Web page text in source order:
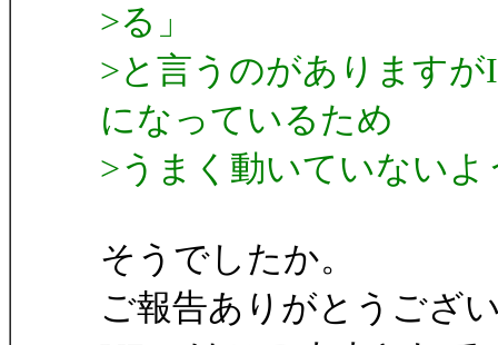
>る」
>と言うのがあります
になっているため
>うまく動いていないよ
そうでしたか。
ご報告ありがとうござ